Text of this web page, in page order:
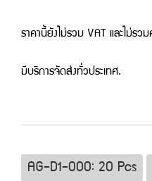
ราคานี้ยังไม่รวม VAT และไม่รวม
มีบริการจัดส่งทั่วประเทศ.
AG-D1-000: 20 Pcs